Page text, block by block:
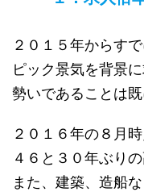
２０１５年からす
ピック景気を背景
勢いであることは
２０１６年の８月
４６と３０年ぶり
また、建築、造船